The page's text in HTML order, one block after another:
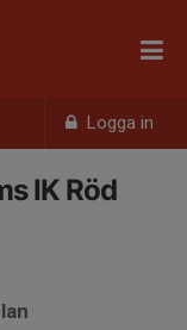
Logga in
IK Röd